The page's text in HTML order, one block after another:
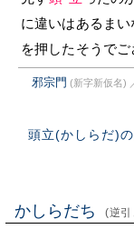
に違いはあるま
を押したそうでご
邪宗門 (新字新仮名)
頭立(かしらだ)
かしらだち (逆引